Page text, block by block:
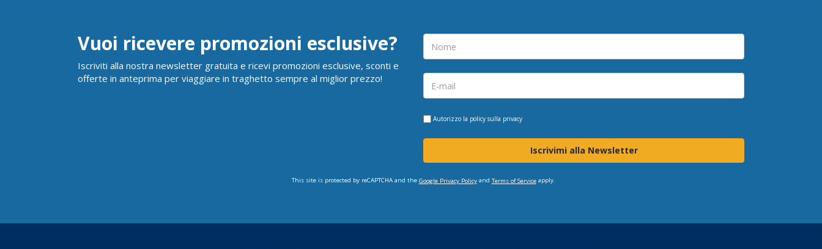
Vuoi ricevere promozioni esclusive?
Iscriviti alla nostra newsletter gratuita e ricevi promozioni esclusive, sconti e
offerte in anteprima per viaggiare in traghetto sempre al miglior prezzo!
Autorizzo la policy sulla privacy
Iscrivimi alla Newsletter
This site is protected by reCAPTCHA and the Google Privacy Policyand Terms of Serviceapply.